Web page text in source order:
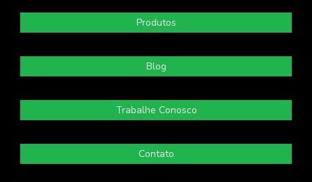
Produtos
Blog
Trabalhe Conosco
Contato